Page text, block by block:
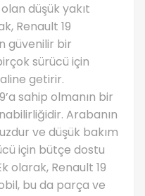
düşük yakıt
Renault 19
güvenilir bir
sürücü için
getirir.
sahip olmanın bir
Arabanın
ve düşük bakım
için bütçe dostu
olarak, Renault 19
bu da parça ve